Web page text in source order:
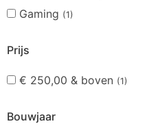
Gaming (1)
Prijs
€ 250,00 & boven (1)
Bouwjaar